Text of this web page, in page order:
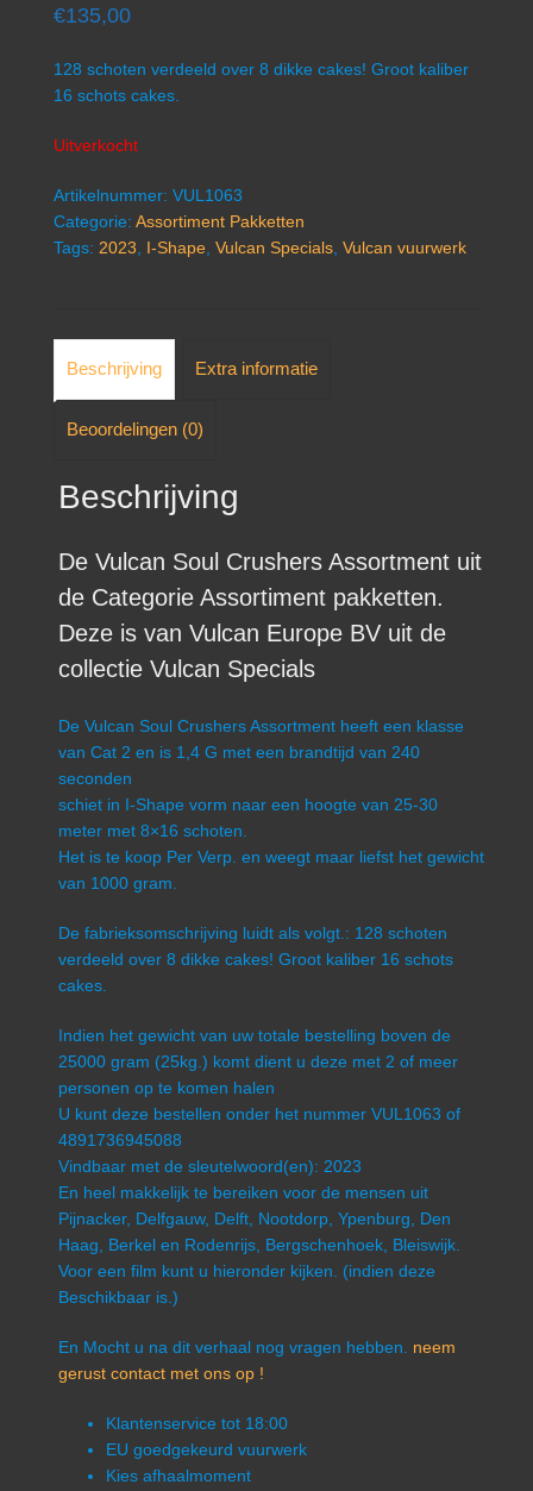
€135,00
128 schoten verdeeld over 8 dikke cakes! Groot kaliber
16 schots cakes.
Uitverkocht
Artikelnummer: VUL1063
Categorie: Assortiment Pakketten
Tags: 2023 I-Shape Vulcan Specials Vulcan vuurwerk
Beschrijving Extra informatie
Beoordelingen (0)
Beschrijving
De Vulcan Soul Crushers Assortment uit
de Categorie Assortiment pakketten.
Deze is van Vulcan Europe BV uit de
collectie Vulcan Specials
De Vulcan Soul Crushers Assortment heeft een klasse
van Cat 2 en is 1,4 G met een brandtijd van 240
seconden
schiet in I-Shape vorm naar een hoogte van 25-30
meter met 8×16 schoten.
Het is te koop Per Verp. en weegt maar liefst het gewicht
van 1000 gram.
De fabrieksomschrijving luidt als volgt.: 128 schoten
verdeeld over 8 dikke cakes! Groot kaliber 16 schots
cakes.
Indien het gewicht van uw totale bestelling boven de
25000 gram (25kg.) komt dient u deze met 2 of meer
personen op te komen halen
U kunt deze bestellen onder het nummer VUL1063 of
4891736945088
Vindbaar met de sleutelwoord(en): 2023
En heel makkelijk te bereiken voor de mensen uit
Pijnacker, Delfgauw, Delft, Nootdorp, Ypenburg, Den
Haag, Berkel en Rodenrijs, Bergschenhoek, Bleiswijk.
Voor een film kunt u hieronder kijken. (indien deze
Beschikbaar is.)
En Mocht u na dit verhaal nog vragen hebben. neem
gerust contact met ons op !
Klantenservice tot 18:00
EU goedgekeurd vuurwerk
Kies afhaalmoment